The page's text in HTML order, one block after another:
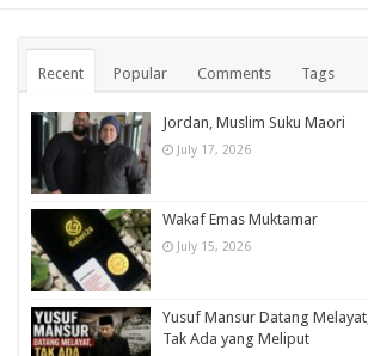
Recent Popular Comments Tags
Jordan, Muslim Suku Maori
July 17, 2026
Wakaf Emas Muktamar
July 15, 2026
Yusuf Mansur Datang Melayat,
Tak Ada yang Meliput